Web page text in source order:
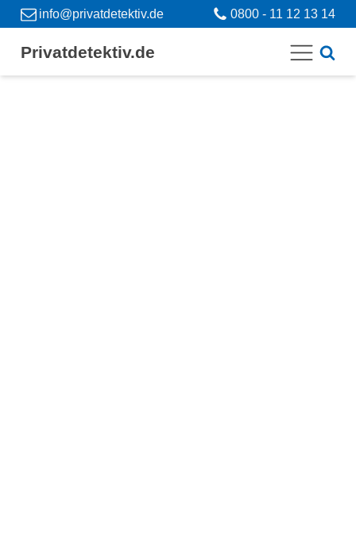
info@privatdetektiv.de 0800 - 11 12 13 14
Privatdetektiv.de